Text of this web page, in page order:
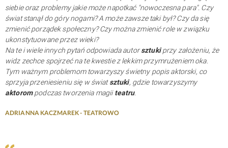
siebie oraz problemy jakie może napotkać "nowoczesna para". Czy
świat stanął do góry nogami? A może zawsze taki był? Czy da się
zmienić porządek społeczny? Czy można zmienić role w związku
ukonstytuowane przez wieki?
Na te i wiele innych pytań odpowiada autorsztukiprzy założeniu, że
widz zechce spojrzeć na te kwestie z lekkim przymrużeniem oka.
Tym ważnym problemom towarzyszy świetny popis aktorski, co
sprzyja przeniesieniu się w światsztuki, gdzie towarzyszymy
aktorompodczas tworzenia magiiteatru.
ADRIANNA KACZMAREK - TEATROWO